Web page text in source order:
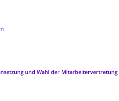
und Wahl der Mitarbeitervertretung